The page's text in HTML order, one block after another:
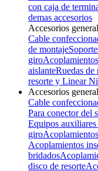
con caja de
demas accesorios
Accesorios
Cable
de montaje
giroAcoplamientos
aislanteRuedas de
resorte y Linear
Accesorios
Cable
Para conector del
Equipos
giroAcoplamientos
Acoplamientos
bridados
disco de resorte